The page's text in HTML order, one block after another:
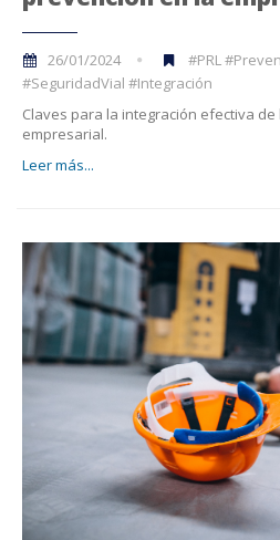
26/01/2024
#PRL
#SeguridadVial #Integración
Claves para la integración efectiva
empresarial.
Leer más...